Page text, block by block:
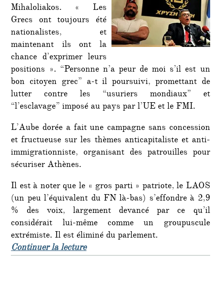
Mihaloliakos. « Les
Grecs ont toujours été
nationalistes, et
maintenant ils ont la
chance d’exprimer leurs
positions ». “Personne n’a peur de moi s’il est un
bon citoyen grec” a-t il poursuivi, promettant de
lutter contre les “usuriers mondiaux” et
“l’esclavage” imposé au pays par l’UE et le FMI.
L’Aube dorée a fait une campagne sans concession
et fructueuse sur les thèmes anticapitaliste et anti-
immigrationniste, organisant des patrouilles pour
sécuriser Athènes.
Il est à noter que le « gros parti » patriote, le LAOS
(un peu l’équivalent du FN là-bas) s’effondre à 2,9
% des voix, largement devancé par ce qu’il
considérait lui-même comme un groupuscule
extrémiste. Il est éliminé du parlement.
Continuer la lecturede « Entrée fracassante des fafs